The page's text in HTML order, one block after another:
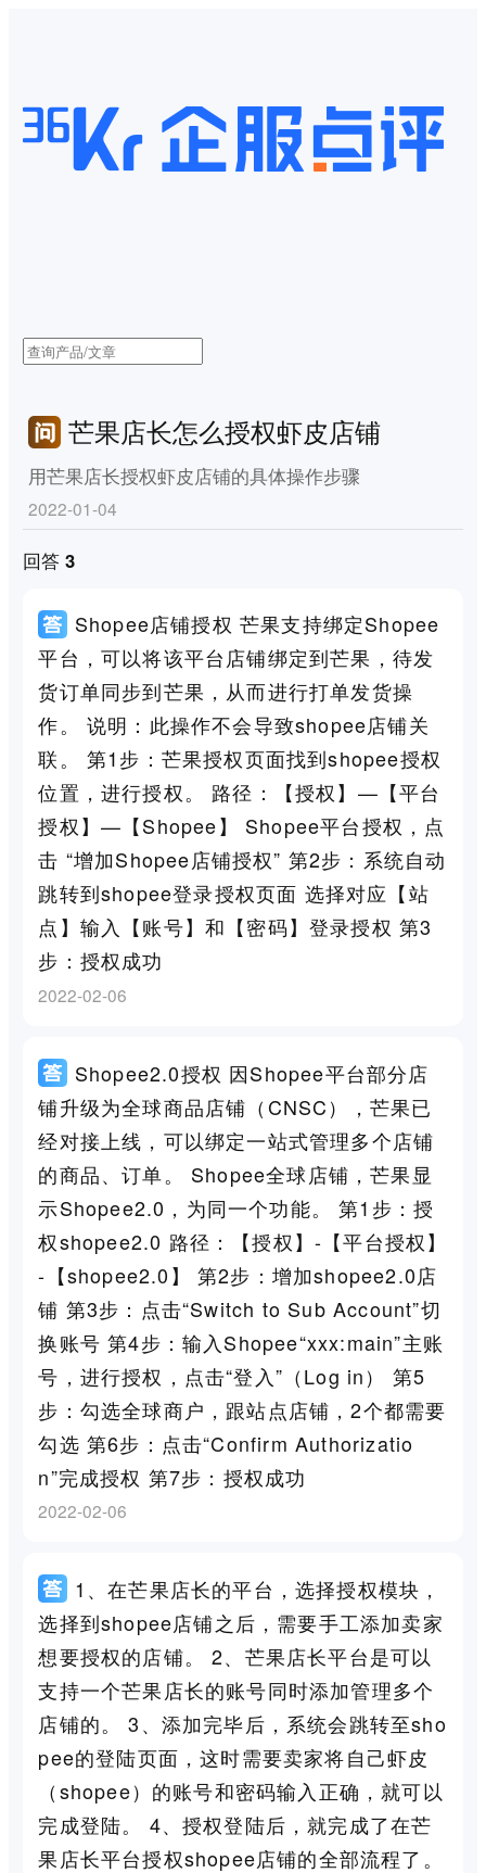
芒果店长怎么授权虾皮店铺
用芒果店长授权虾皮店铺的具体操作步骤
2022-01-04
回答 3
Shopee店铺授权 芒果支持绑定Shopee
平台，可以将该平台店铺绑定到芒果，待发
货订单同步到芒果，从而进行打单发货操
作。 说明：此操作不会导致shopee店铺关
联。 第1步：芒果授权页面找到shopee授权
位置，进行授权。 路径：【授权】—【平台
授权】—【Shopee】 Shopee平台授权，点
击 “增加Shopee店铺授权” 第2步：系统自动
跳转到shopee登录授权页面 选择对应【站
点】输入【账号】和【密码】登录授权 第3
步：授权成功
2022-02-06
Shopee2.0授权 因Shopee平台部分店
铺升级为全球商品店铺（CNSC），芒果已
经对接上线，可以绑定一站式管理多个店铺
的商品、订单。 Shopee全球店铺，芒果显
示Shopee2.0，为同一个功能。 第1步：授
权shopee2.0 路径：【授权】-【平台授权】
-【shopee2.0】 第2步：增加shopee2.0店
铺 第3步：点击“Switch to Sub Account”切
换账号 第4步：输入Shopee“xxx:main”主账
号，进行授权，点击“登入”（Log in） 第5
步：勾选全球商户，跟站点店铺，2个都需要
勾选 第6步：点击“Confirm Authorizatio
n”完成授权 第7步：授权成功
2022-02-06
1、在芒果店长的平台，选择授权模块，
选择到shopee店铺之后，需要手工添加卖家
想要授权的店铺。 2、芒果店长平台是可以
支持一个芒果店长的账号同时添加管理多个
店铺的。 3、添加完毕后，系统会跳转至sho
pee的登陆页面，这时需要卖家将自己虾皮
（shopee）的账号和密码输入正确，就可以
完成登陆。 4、授权登陆后，就完成了在芒
果店长平台授权shopee店铺的全部流程了。